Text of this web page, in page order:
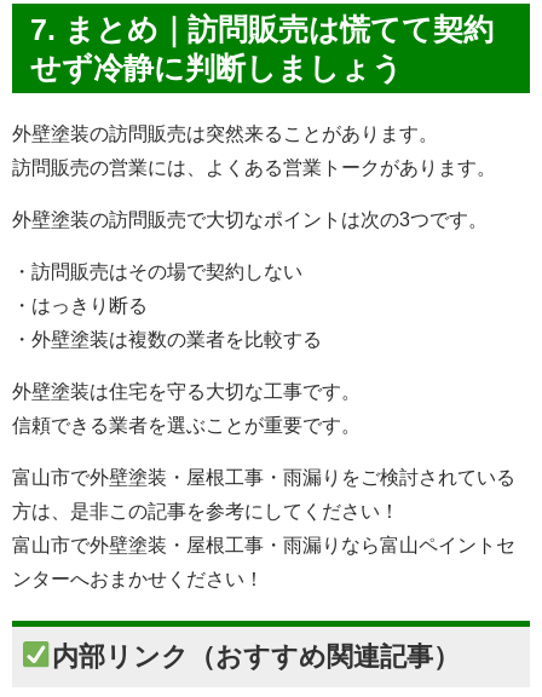
7. まとめ｜訪問販売は慌てて契約
せず冷静に判断しましょう
外壁塗装の訪問販売は突然来ることがあります。
訪問販売の営業には、よくある営業トークがあります。
外壁塗装の訪問販売で大切なポイントは次の3つです。
・訪問販売はその場で契約しない
・はっきり断る
・外壁塗装は複数の業者を比較する
外壁塗装は住宅を守る大切な工事です。
信頼できる業者を選ぶことが重要です。
富山市で外壁塗装・屋根工事・雨漏りをご検討されている
方は、是非この記事を参考にしてください！
富山市で外壁塗装・屋根工事・雨漏りなら富山ペイントセ
ンターへおまかせください！
内部リンク（おすすめ関連記事）